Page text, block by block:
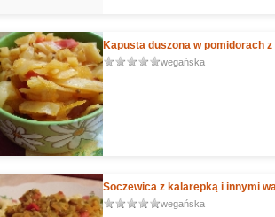
Kapusta duszona w pomidorach
wegańska
Soczewica z kalarepką i innymi
wegańska